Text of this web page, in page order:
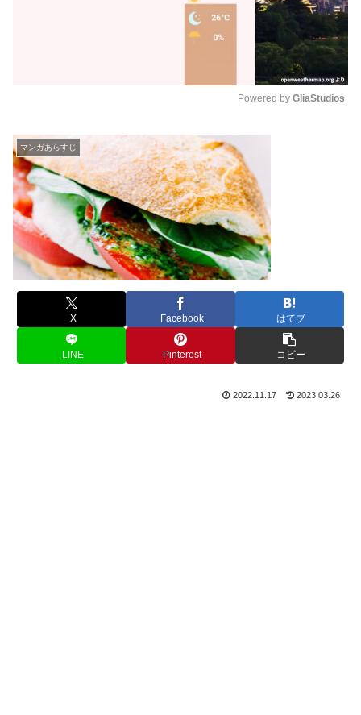
Powered by GliaStudios
マンガあらすじ
X Facebook はてブ
LINE Pinterest コピー
2022.11.17 2023.03.26